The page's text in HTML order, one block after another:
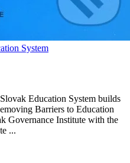
System
Education System builds
Barriers to Education
Governance Institute with the
...